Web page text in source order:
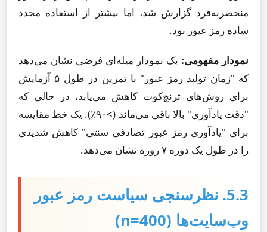
منحصربه‌فرد گزارش شد، اما بیشتر از استفاده مجدد
ساده رمز عبور بود.
نمودار مفهومی: یک نمودار میله‌ای فرضی نشان می‌دهد
که "زمان تولید رمز عبور" با تمرین در طول ۵ آزمایش
برای روش‌های ترنچ‌کوت کاهش می‌یابد، در حالی که
"دقت یادآوری" بالا باقی می‌ماند (>۹۰٪). یک خط مقایسه
برای "یادآوری رمز عبور تصادفی سنتی" کاهش شدیدی
را در طول یک دوره ۷ روزه نشان می‌دهد.
5.3. نظرسنجی سیاست رمز عبور
وب‌سایت‌ها (n=400)